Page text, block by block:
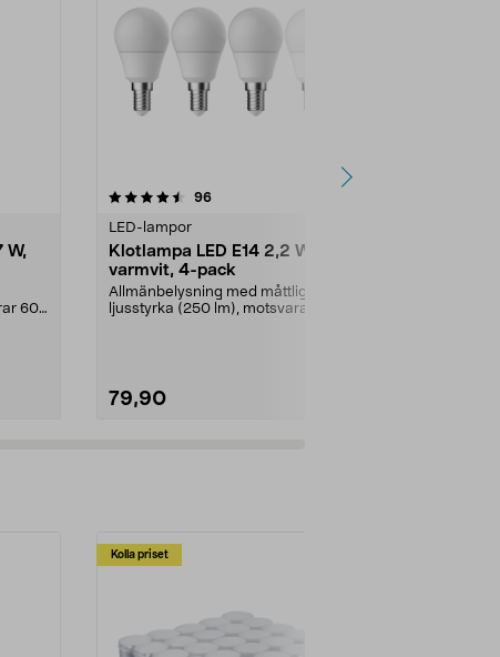
W,
60
96recensioner
LED-lampor
Klotlampa LED E14 2,2 W,
varmvit, 4-pack
Allmänbelysning med måttlig
ljusstyrka (250 lm), motsvarar 25
79,90
4.5 av 5 stjärnor
Kolla priset